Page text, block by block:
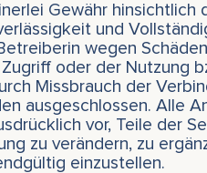
Gewähr hinsichtlich
und
wegen Schäden
oder der Nutzung
Missbrauch der
ausgeschlossen. Alle
vor, Teile der
zu verändern, zu
einzustellen.